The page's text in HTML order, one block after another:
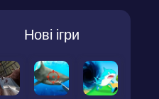
Нові ігри